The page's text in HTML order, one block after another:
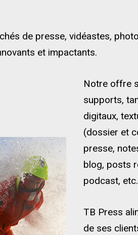
de presse, vidéastes,
et impactants.
Notre offre
supports,
digitaux,
(dossier et
presse,
blog, posts
podcast,
TB Press
de ses